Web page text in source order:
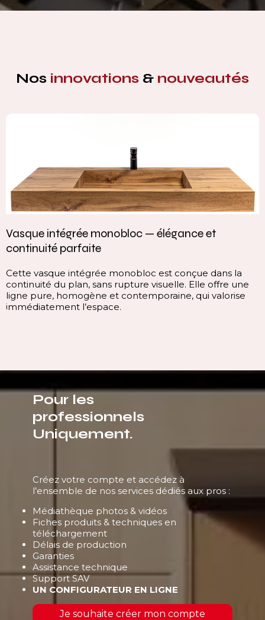
Nos innovations & nouveautés
Vasque intégrée monobloc — élégance et
continuité parfaite
Cette vasque intégrée monobloc est conçue dans la
continuité du plan, sans rupture visuelle. Elle offre une
ligne pure, homogène et contemporaine, qui valorise
immédiatement l’espace.
Pour les
professionnels
Uniquement.
Créez votre compte et accédez à
l’ensemble de nos services dédiés aux pros :
Médiathèque photos & vidéos
Fiches produits & techniques en
téléchargement
Délais de production
Garanties
Assistance technique
Support SAV
UN CONFIGURATEUR EN LIGNE
Je souhaite créer mon compte